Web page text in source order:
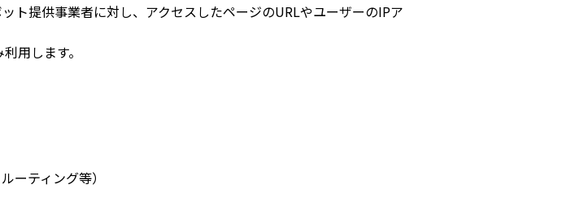
ト提供事業者に対し、アクセスしたページのURLやユーザーのIPア
用します。
ーティング等）